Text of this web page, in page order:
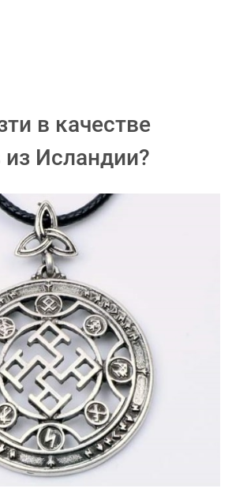
в качестве
из Исландии?